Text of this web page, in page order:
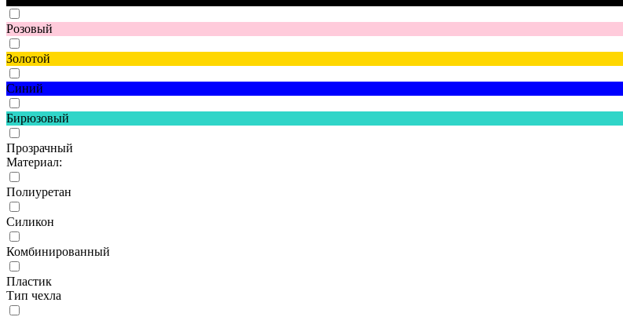
Розовый
Золотой
Синий
Бирюзовый
Прозрачный
Материал:
Полиуретан
Силикон
Комбинированный
Пластик
Тип чехла